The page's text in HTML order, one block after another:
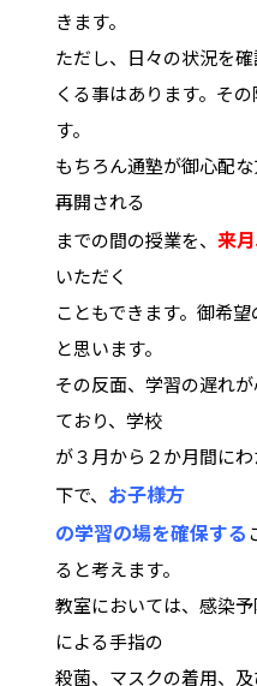
きます。
ただし、日々の状況を
くる事はあります。そ
す。
もちろん通塾が御心配
再開される
までの間の授業を、 来
いただく
こともできます。御希
と思います。
その反面、学習の遅れ
ており、学校
が３月から２か月間に
下で、 お子様方
の学習の場を確保する
ると考えます。
教室においては、感染
による手指の
殺菌、マスクの着用、